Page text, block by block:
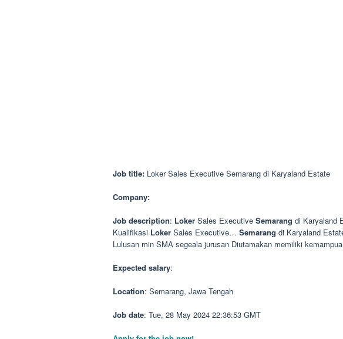
Job title: Loker Sales Executive Semarang di Karyaland Estate
Company:
Job description: Loker Sales Executive Semarang di Karyaland
Kualifikasi Loker Sales Executive… Semarang di Karyaland
Lulusan min SMA segeala jurusan Diutamakan memiliki
Expected salary:
Location: Semarang, Jawa Tengah
Job date: Tue, 28 May 2024 22:36:53 GMT